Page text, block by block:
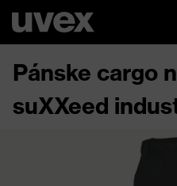
Pánske cargo
suXXeed